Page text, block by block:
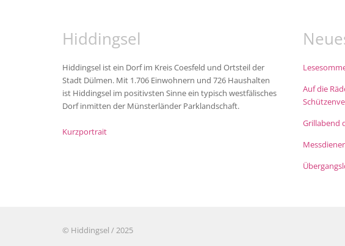
Hiddingsel
Hiddingsel ist ein Dorf im Kreis Coesfeld und Ortsteil der
Stadt Dülmen. Mit 1.706 Einwohnern und 726 Haushalten
ist Hiddingsel im positivsten Sinne ein typisch westfälisches
Dorf inmitten der Münsterländer Parklandschaft.
Kurzportrait
Auf die
Grillabend
© Hiddingsel / 2025